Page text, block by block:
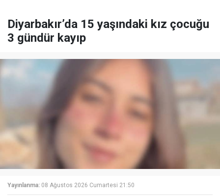
Diyarbakır’da 15 yaşındaki kız çocuğu
3 gündür kayıp
Yayınlanma: 08 Ağustos 2026 Cumartesi 21:50